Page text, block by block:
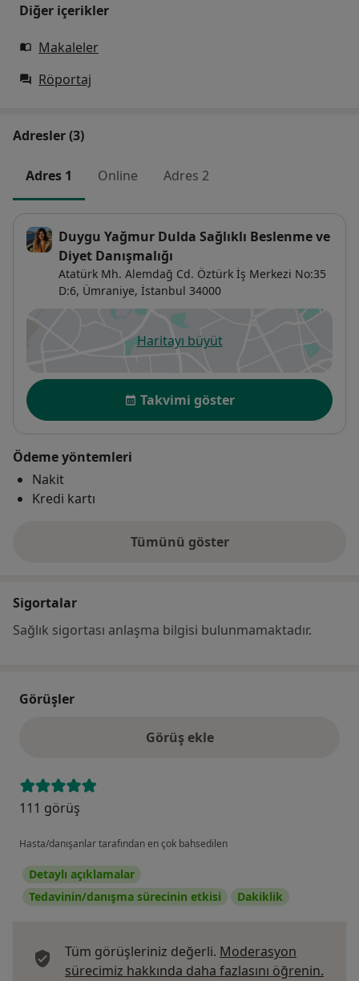
Diğer içerikler
Makaleler
Röportaj
Adresler (3)
Adres 1 Online Adres 2
Duygu Yağmur Dulda Sağlıklı Beslenme ve
Diyet Danışmalığı
Atatürk Mh. Alemdağ Cd. Öztürk İş Merkezi No:35
D:6, Ümraniye, İstanbul 34000
Haritayı büyütyeni bir sekmede açılır
Uygunluk
Takvimi göster
Ödeme yöntemleri
Nakit
Kredi kartı
Tümünü göster
adres hakkında
Sigortalar
Sağlık sigortası anlaşma bilgisi bulunmamaktadır.
Görüşler
Görüş ekle
111 görüş
Hasta/danışanlar tarafından en çok bahsedilen
Detaylı açıklamalar
Tedavinin/danışma sürecinin etkisi
Dakiklik
Tüm görüşleriniz değerli. Moderasyon
sürecimiz hakkında daha fazlasını öğrenin.